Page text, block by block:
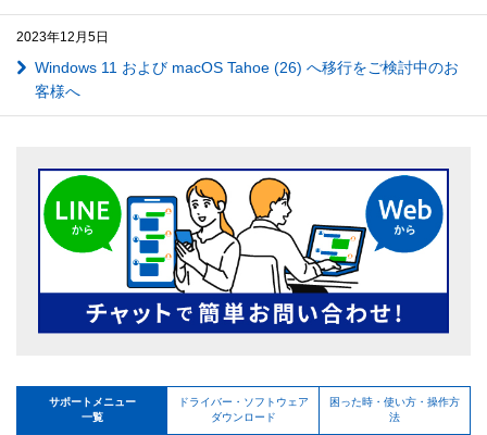
2023年12月5日
Windows 11 および macOS Tahoe (26) へ移行をご検討中のお
客様へ
サポートメニュー
一覧
ドライバー・ソフトウェア
ダウンロード
困った時・使い方・操作方
法